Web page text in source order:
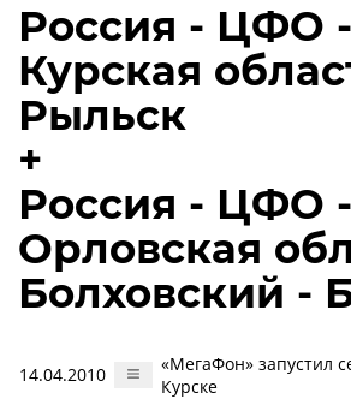
Россия - ЦФО -
Курская
Рыльск
+
Россия - ЦФО -
Орловская
Болховский -
14.04.2010
«МегаФон» запустил
Курске